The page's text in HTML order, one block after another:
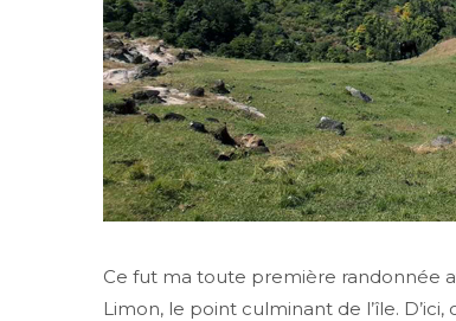
Ce fut ma toute première randonnée
Limon, le point culminant de l’île.